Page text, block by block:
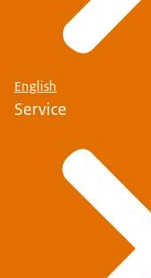
English
Service